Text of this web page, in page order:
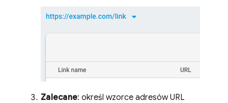
Zalecane: określ wzorce adresów URL